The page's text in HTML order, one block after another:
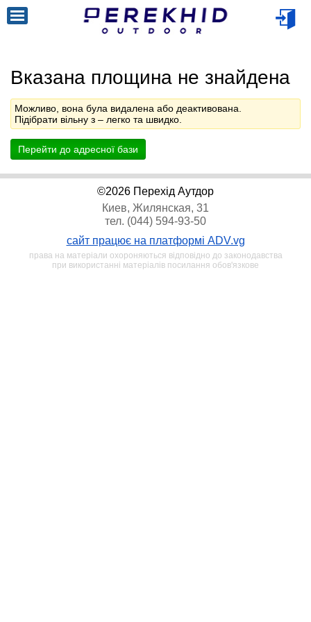
Вказана площина не знайдена
Можливо, вона була видалена або деактивована.
Підібрати вільну з – легко та швидко.
Перейти до адресної бази
©2026 Перехід Аутдор
Киев, Жилянская, 31
тел. (044) 594-93-50
сайт працює на платформі ADV.vg
права на матеріали охороняються відповідно до законодавства
при використанні матеріалів посилання обов'язкове